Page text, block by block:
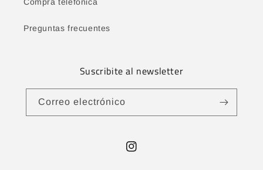
Preguntas frecuentes
Suscribite al newsletter
Correo electrónico
Instagram